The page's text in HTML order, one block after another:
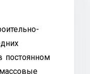
постоянном